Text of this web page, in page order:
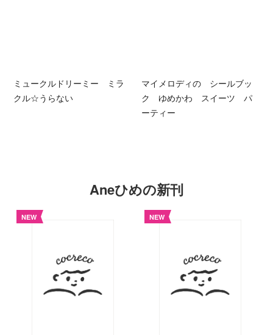
ミュークルドリーミー ミラ
クル☆うらない
マイメロディの シールブッ
ク ゆめかわ スイーツ パ
ーティー
Aneひめの新刊
NEW NEW